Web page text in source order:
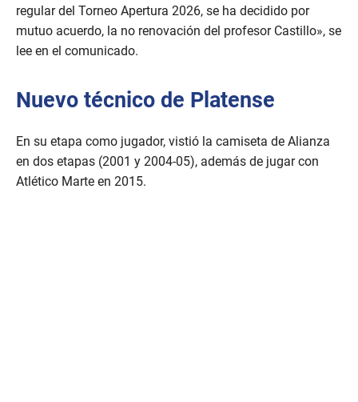
regular del Torneo Apertura 2026, se ha decidido por
mutuo acuerdo, la no renovación del profesor Castillo», se
lee en el comunicado.
Nuevo técnico de Platense
En su etapa como jugador, vistió la camiseta de Alianza
en dos etapas (2001 y 2004-05), además de jugar con
Atlético Marte en 2015.